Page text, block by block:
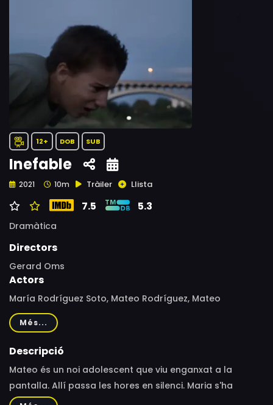
12+ DOB SUB
Inefable
2021 10m Tràiler Llista
7.5 5.3
Dramàtica
Directors
Gerard Oms
Actors
María Rodríguez Soto, Mateo Rodríguez, Mateo
Rodríguez García, Maria Rodríguez Soto, Oriol Cervera,
Albert Fernández, Daniela Roca, Pau Burción, Juan
Fernández, Marina Moreno, Maria García
Més...
Descripció
Mateo és un noi adolescent que viu enganxat a la
pantalla. Allí passa les hores en silenci. Maria s'ha
instal·lat aquests dies a casa per afrontar sola el pes